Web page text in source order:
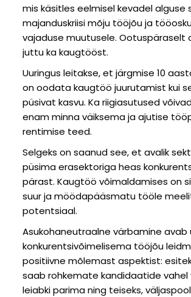
mis käsitles eelmisel kevadel alguse
majanduskriisi mõju tööjõu ja
vajaduse muutusele. Ootuspäraselt
juttu ka kaugtööst.
Uuringus leitakse, et järgmise 10
on oodata kaugtöö juurutamist kui
püsivat kasvu. Ka riigiasutused
enam minna väiksema ja ajutise
rentimise teed.
Selgeks on saanud see, et avalik
püsima erasektoriga heas
pärast. Kaugtöö võimaldamises on
suur ja möödapääsmatu tööle
potentsiaal.
Asukohaneutraalne värbamine avab
konkurentsivõimelisema tööjõu
positiivne mõlemast aspektist:
saab rohkemate kandidaatide vahel
leiabki parima ning teiseks,